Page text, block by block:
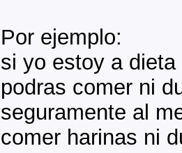
Por ejemplo:
si yo estoy a
podras comer ni
seguramente al
comer harinas ni